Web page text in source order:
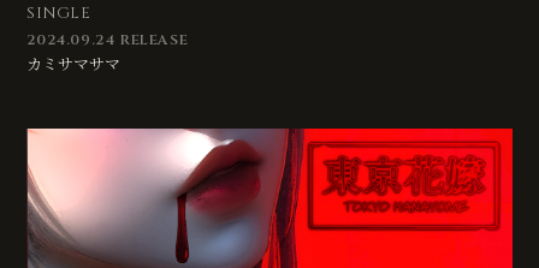
SINGLE
2024.09.24 RELEASE
カミサマサマ